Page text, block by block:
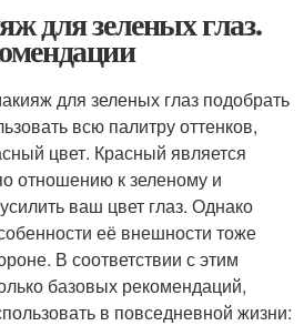
для зеленых глаз.
для зеленых глаз подобрать
всю палитру оттенков,
цвет. Красный является
отношению к зеленому и
ваш цвет глаз. Однако
её внешности тоже
В соответствии с этим
базовых рекомендаций,
в повседневной жизни: